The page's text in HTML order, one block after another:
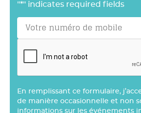
"*" indicates required fields
En remplissant ce formulaire,
de manière occasionnelle et non
informations sur les événements